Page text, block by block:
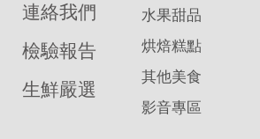
連絡我們
檢驗報告
生鮮嚴選
水果甜品
烘焙糕點
其他美食
影音專區